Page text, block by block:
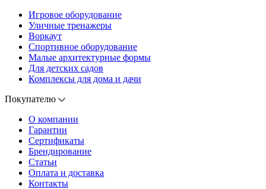
Игровое оборудование
Уличные тренажеры
Воркаут
Спортивное оборудование
Малые архитектурные формы
Для детских садов
Комплексы для дома и дачи
Покупателю
О компании
Гарантии
Сертификаты
Брендирование
Статьи
Оплата и доставка
Контакты